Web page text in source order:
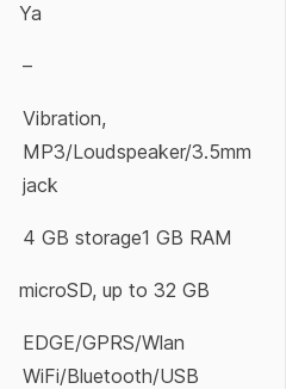
Ya
–
Vibration,
MP3/Loudspeaker/3.5mm
jack
4 GB storage1 GB RAM
microSD, up to 32 GB
EDGE/GPRS/Wlan
WiFi/Bluetooth/USB